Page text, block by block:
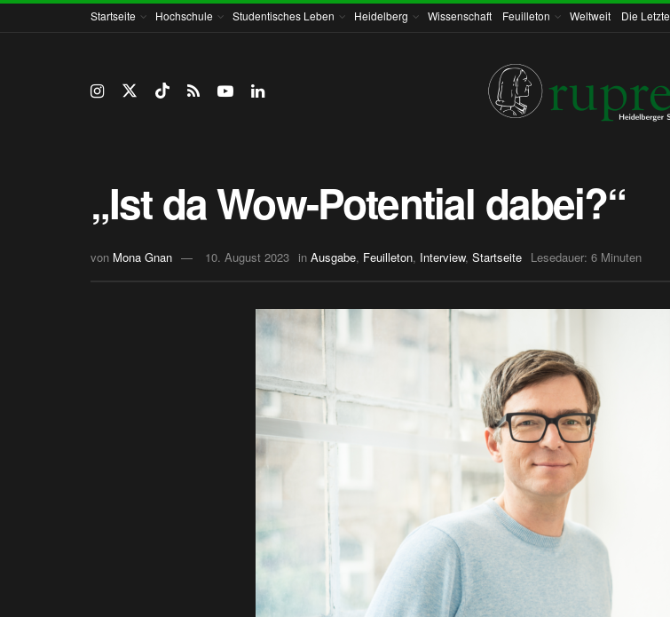
Startseite Hochschule Studentisches Leben Heidelberg Wissenschaft Feuilleton Weltweit Die Letzte
„Ist da Wow-Potential dabei?“
von Mona Gnan 10. August 2023 in Ausgabe, Feuilleton, Interview, Startseite Lesedauer: 6 Minuten